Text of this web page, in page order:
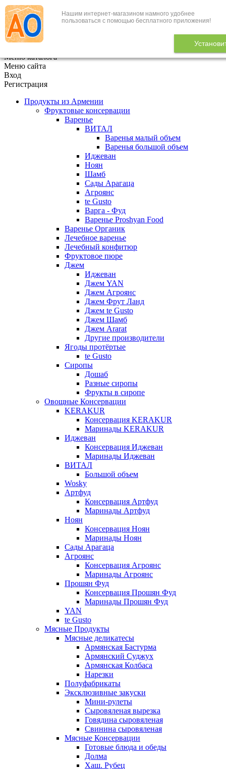
Нашим интернет-магазином намного удобнее
пользоваться с помощью бесплатного приложения!
+7 (495) 646-888-1
В корзине 0
Меню каталога
Меню сайта
Вход
Регистрация
Продукты из Армении
Фруктовые консервации
Варенье
ВИТАЛ
Варенья малый объем
Варенья большой объем
Иджеван
Ноян
Шамб
Сады Арагаца
Агроянс
te Gusto
Варга - Фуд
Варенье Proshyan Food
Варенье Органик
Лечебное варенье
Лечебный конфитюр
Фруктовое пюре
Джем
Иджеван
Джем YAN
Джем Агроянс
Джем Фрут Ланд
Джем te Gusto
Джем Шамб
Джем Ararat
Другие производители
Ягоды протёртые
te Gusto
Сиропы
Дошаб
Разные сиропы
Фрукты в сиропе
Овощные Консервации
KERAKUR
Консервация KERAKUR
Маринады KERAKUR
Иджеван
Консервация Иджеван
Маринады Иджеван
ВИТАЛ
Большой объем
Wosky
Артфуд
Консервация Артфуд
Маринады Артфуд
Ноян
Консервация Ноян
Маринады Ноян
Сады Арагаца
Агроянс
Консервация Агроянс
Маринады Агроянс
Прошян Фуд
Консервация Прошян Фуд
Маринады Прошян Фуд
YAN
te Gusto
Мясные Продукты
Мясные деликатесы
Армянская Бастурма
Армянский Суджух
Армянская Колбаса
Нарезки
Полуфабрикаты
Эксклюзивные закуски
Мини-рулеты
Сыровяленая вырезка
Говядина сыровяленая
Свинина сыровяленая
Мясные Консервации
Готовые блюда и обеды
Долма
Хаш. Рубец